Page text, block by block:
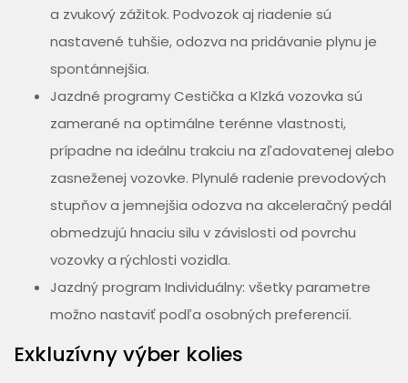
a zvukový zážitok. Podvozok aj riadenie sú
nastavené tuhšie, odozva na pridávanie plynu je
spontánnejšia.
Jazdné programy Cestička a Klzká vozovka sú
zamerané na optimálne terénne vlastnosti,
prípadne na ideálnu trakciu na zľadovatenej alebo
zasneženej vozovke. Plynulé radenie prevodových
stupňov a jemnejšia odozva na akceleračný pedál
obmedzujú hnaciu silu v závislosti od povrchu
vozovky a rýchlosti vozidla.
Jazdný program Individuálny: všetky parametre
možno nastaviť podľa osobných preferencií.
Exkluzívny výber kolies